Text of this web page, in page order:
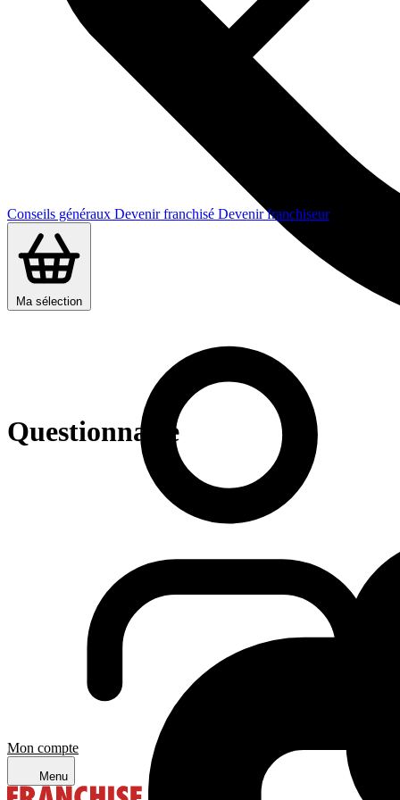
Conseils généraux Devenir franchisé Devenir franchiseur
Ma sélection
Mon compte
Menu
Questionnaire